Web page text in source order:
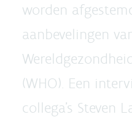
worden
aanbevelingen
(WHO). Een
collega’s Steven